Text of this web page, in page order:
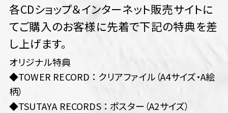
各CDショップ＆インターネット販売サイトに
てご購入のお客様に先着で下記の特典を差
し上げます。
オリジナル特典
◆TOWER RECORD ： クリアファイル（A4サイズ・A絵
柄）
◆TSUTAYA RECORDS ： ポスター（A2サイズ）